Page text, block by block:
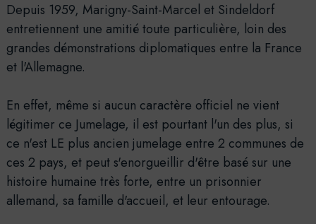
Depuis 1959, Marigny-Saint-Marcel et Sindeldorf
entretiennent une amitié toute particulière, loin des
grandes démonstrations diplomatiques entre la France
et l'Allemagne.
En effet, même si aucun caractère officiel ne vient
légitimer ce Jumelage, il est pourtant l'un des plus, si
ce n'est LE plus ancien jumelage entre 2 communes de
ces 2 pays, et peut s'enorgueillir d'être basé sur une
histoire humaine très forte, entre un prisonnier
allemand, sa famille d'accueil, et leur entourage.